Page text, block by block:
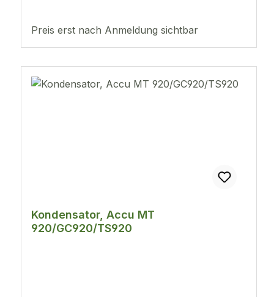
Preis erst nach Anmeldung sichtbar
Kondensator, Accu MT
920/GC920/TS920